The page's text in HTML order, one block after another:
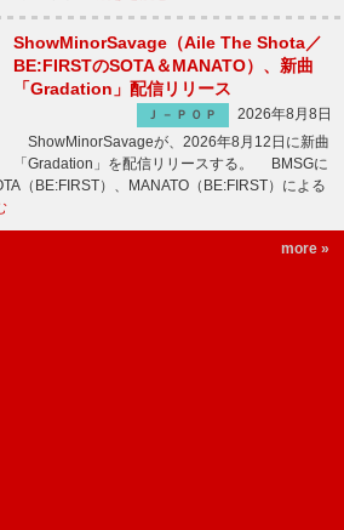
ShowMinorSavage（Aile The Shota／
BE:FIRSTのSOTA＆MANATO）、新曲
「Gradation」配信リリース
Ｊ－ＰＯＰ
2026年8月8日
ShowMinorSavageが、2026年8月12日に新曲
「Gradation」を配信リリースする。 BMSGに
（BE:FIRST）、MANATO（BE:FIRST）による
more »